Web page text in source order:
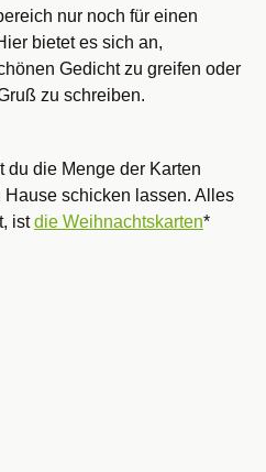
nur noch für einen
bietet es sich an,
Gedicht zu greifen oder
zu schreiben.
du die Menge der Karten
schicken lassen. Alles
istdie Weihnachtskarten*